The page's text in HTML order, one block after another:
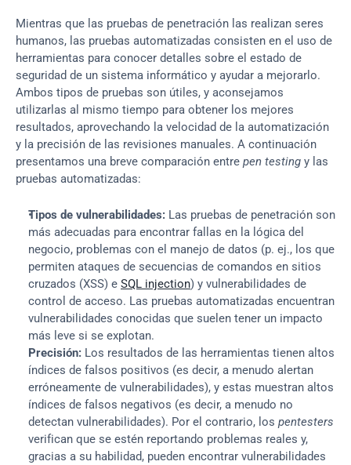
Mientras que las pruebas de penetración las realizan seres
humanos, las pruebas automatizadas consisten en el uso de
herramientas para conocer detalles sobre el estado de
seguridad de un sistema informático y ayudar a mejorarlo.
Ambos tipos de pruebas son útiles, y aconsejamos
utilizarlas al mismo tiempo para obtener los mejores
resultados, aprovechando la velocidad de la automatización
y la precisión de las revisiones manuales. A continuación
presentamos una breve comparación entre pen testing y las
pruebas automatizadas:
Tipos de vulnerabilidades: Las pruebas de penetración son
más adecuadas para encontrar fallas en la lógica del
negocio, problemas con el manejo de datos (p. ej., los que
permiten ataques de secuencias de comandos en sitios
cruzados (XSS) e SQL injection) y vulnerabilidades de
control de acceso. Las pruebas automatizadas encuentran
vulnerabilidades conocidas que suelen tener un impacto
más leve si se explotan.
Precisión: Los resultados de las herramientas tienen altos
índices de falsos positivos (es decir, a menudo alertan
erróneamente de vulnerabilidades), y estas muestran altos
índices de falsos negativos (es decir, a menudo no
detectan vulnerabilidades). Por el contrario, los pentesters
verifican que se estén reportando problemas reales y,
gracias a su habilidad, pueden encontrar vulnerabilidades